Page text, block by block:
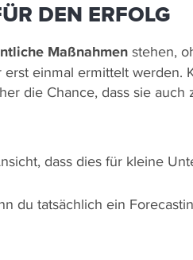
DEN ERFOLG
Maßnahmen stehen,
einmal ermittelt werden.
die Chance, dass sie auch
dass dies für kleine
du tatsächlich ein